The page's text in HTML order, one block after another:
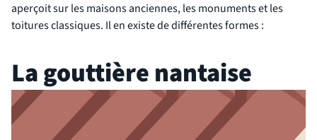
aperçoit sur les maisons anciennes, les monuments et les
toitures classiques. Il en existe de différentes formes :
La gouttière nantaise